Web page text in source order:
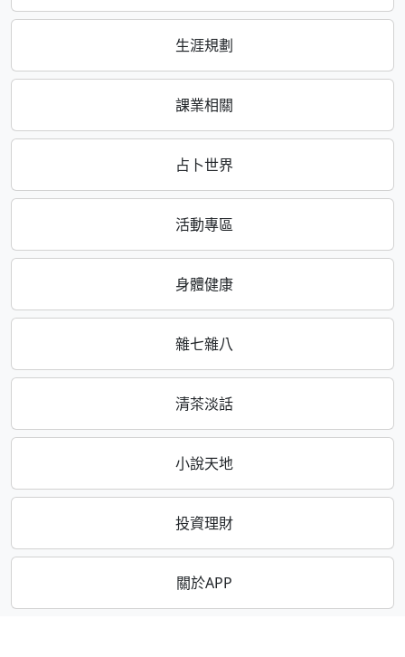
生涯規劃
課業相關
占卜世界
活動專區
身體健康
雜七雜八
清茶淡話
小說天地
投資理財
關於APP